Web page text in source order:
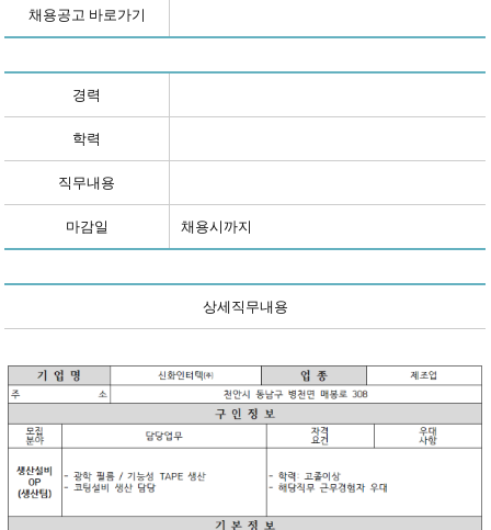
채용공고 바로가기
경력
학력
직무내용
마감일 채용시까지
상세직무내용